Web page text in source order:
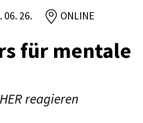
06. 26. ONLINE
für mentale
reagieren